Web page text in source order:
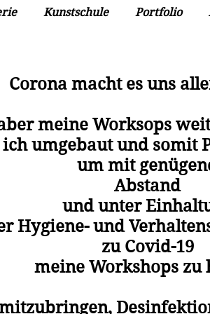
Corona macht es uns
meine Worksops
umgebaut und somit
um mit
Abstand
und unter
Hygiene- und
zu Covid-19
meine Workshops zu
Kunstschule Portfolio